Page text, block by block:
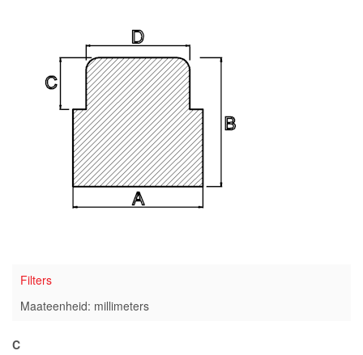
Filters
Maateenheid: millimeters
C